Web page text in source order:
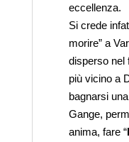
eccellenza.
Si crede
morire” a
disperso nel
più vicino a
bagnarsi
Gange,
anima, fare “